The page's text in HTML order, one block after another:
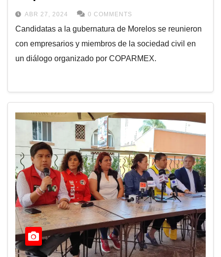
ABR 27, 2024 0 COMMENTS
Candidatas a la gubernatura de Morelos se reunieron
con empresarios y miembros de la sociedad civil en
un diálogo organizado por COPARMEX.